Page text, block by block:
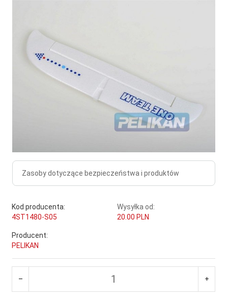
Zasoby dotyczące bezpieczeństwa i produktów
Kod producenta:
4ST1480-S05
Wysyłka od:
20.00 PLN
Producent:
PELIKAN